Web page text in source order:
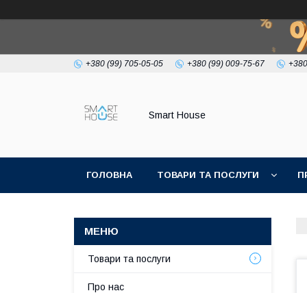
+380 (99) 705-05-05 +380 (99) 009-75-67
Smart House
ГОЛОВНА ТОВАРИ ТА ПОСЛУГИ
Товари та послуги
Про нас